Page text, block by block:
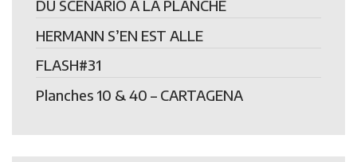
DU SCENARIO A LA PLANCHE
HERMANN S’EN EST ALLE
FLASH#31
Planches 10 & 40 – CARTAGENA